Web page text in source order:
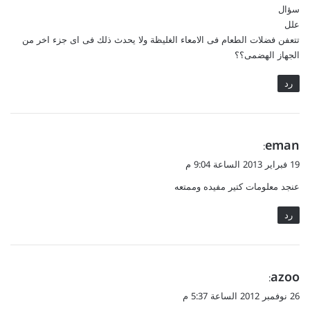
ل
سؤال
علل
تتعفن فضلات الطعام فى الامعاء الغليظة ولا يحدث ذلك فى اى جزء اخر من
الجهاز الهضمى؟؟
رد
ي
ق
ل
eman
:
19 فبراير 2013 الساعة 9:04 م
عنجد معلومات كتير مفيده وممتعه
رد
ي
ق
azoo
:
26 نوفمبر 2012 الساعة 5:37 م